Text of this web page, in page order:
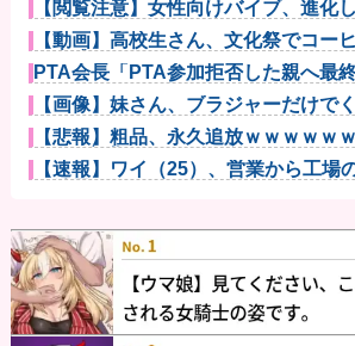
【閲覧注意】女性向けバイブ、進化
たいになって...
【動画】高校生さん、文化祭でコー
て大盛りあが...
PTA会長「PTA参加拒否した親へ最
てもいい...
【画像】妹さん、ブラジャーだけで
ｗｗｗwｗｗ...
【悲報】粗品、永久追放ｗｗｗｗｗ
ｗｗ（証拠あ...
【速報】ワイ（25）、営業から工場